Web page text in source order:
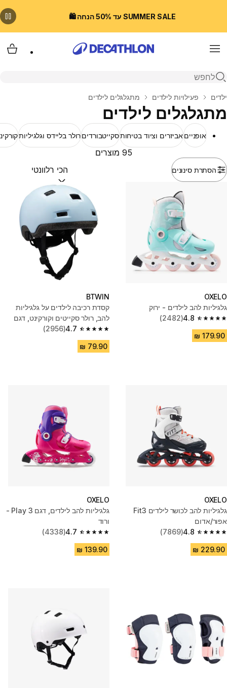
SUMMER SALE עד 50% הנחה 🛍️
Menu
פתיחת חיפוש
בית
ילדים פעילויות לילדים מתגלגלים לילדים
מתגלגלים לילדים
אופנייםאביזרים וציוד בטיחותסקייטבורדיםרולר בליידס וגלגיליות
הסתרת סינונים
95 מוצרים
מיין לפי:(optional)
OXELO
גלגיליות להב לילדים - ירוק
4.8
4.8 out of 5 stars from 2482 reviews
(2482)
BTWIN
קסדת רכיבה לילדים על גלגיליות
להב, רולר סקייטים וקורקינט, דגם
B100 - כחול
4.7
4.7 out of 5 stars from 2956 reviews
(2956)
OXELO
גלגיליות להב לכושר לילדים Fit3
אפור/אדום
4.8
4.8 out of 5 stars from 7869 reviews
(7869)
OXELO
גלגיליות להב לילדים, דגם Play 3 -
ורוד
4.7
4.7 out of 5 stars from 4338 reviews
(4338)